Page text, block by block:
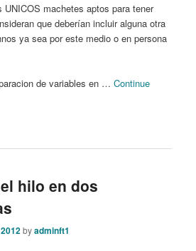
UNICOS machetes aptos para tener
que deberían incluir alguna otra
ya sea por este medio o en persona
de variables en …Continue
hilo en dos
byadminft1